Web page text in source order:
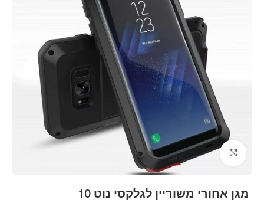
Click to enlarge
מגן אחורי משוריין לגלקסי נוט 10